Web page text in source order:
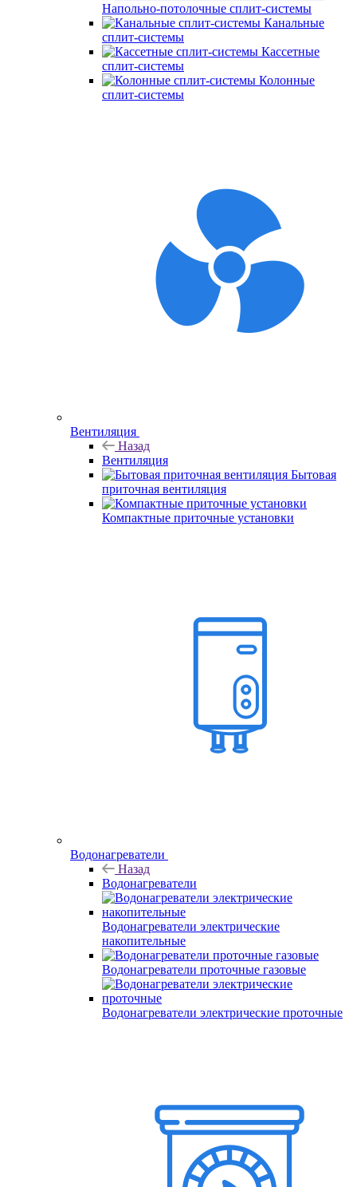
Напольно-потолочные сплит-системы
Канальные
сплит-системы
Кассетные
сплит-системы
Колонные
сплит-системы
Вентиляция
Назад
Вентиляция
Бытовая
приточная вентиляция
Компактные приточные установки
Водонагреватели
Назад
Водонагреватели
Водонагреватели электрические
накопительные
Водонагреватели проточные газовые
Водонагреватели электрические проточные